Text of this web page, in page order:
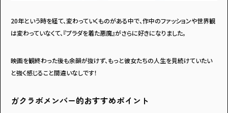
20年という時を経て、変わっていくものがある中で、作中のファッションや世界観
は変わっていなくて、『プラダを着た悪魔』がさらに好きになりました。
映画を観終わった後も余韻が抜けず、もっと彼女たちの人生を見続けていたい
と強く感じること間違いなしです！
ガクラボメンバー的おすすめポイント